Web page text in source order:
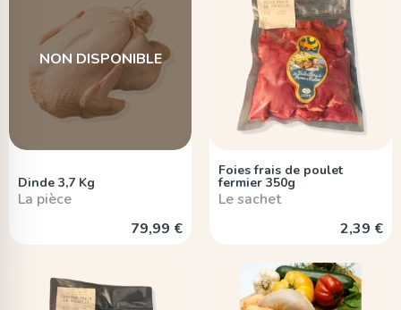
NON DISPONIBLE
Dinde 3,7 Kg
La pièce
79,99 €
Foies frais de poulet
fermier 350g
Le sachet
2,39 €